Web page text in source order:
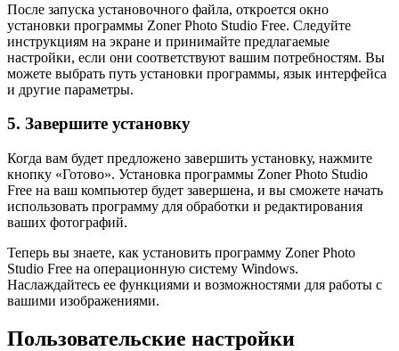
После запуска установочного файла, откроется окно
установки программы Zoner Photo Studio Free. Следуйте
инструкциям на экране и принимайте предлагаемые
настройки, если они соответствуют вашим потребностям. Вы
можете выбрать путь установки программы, язык интерфейса
и другие параметры.
5. Завершите установку
Когда вам будет предложено завершить установку, нажмите
кнопку «Готово». Установка программы Zoner Photo Studio
Free на ваш компьютер будет завершена, и вы сможете начать
использовать программу для обработки и редактирования
ваших фотографий.
Теперь вы знаете, как установить программу Zoner Photo
Studio Free на операционную систему Windows.
Наслаждайтесь ее функциями и возможностями для работы с
вашими изображениями.
Пользовательские настройки